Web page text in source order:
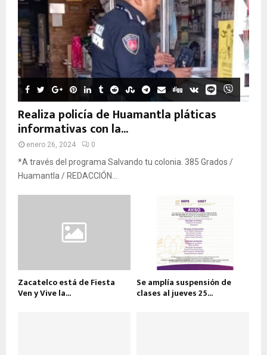
Realiza policía de Huamantla pláticas
informativas con la...
enero 26, 2024 0
*A través del programa Salvando tu colonia. 385 Grados /
Huamantla / REDACCIÓN...
Zacatelco está de Fiesta
Ven y Vive la...
Se amplía suspensión de
clases al jueves 25...